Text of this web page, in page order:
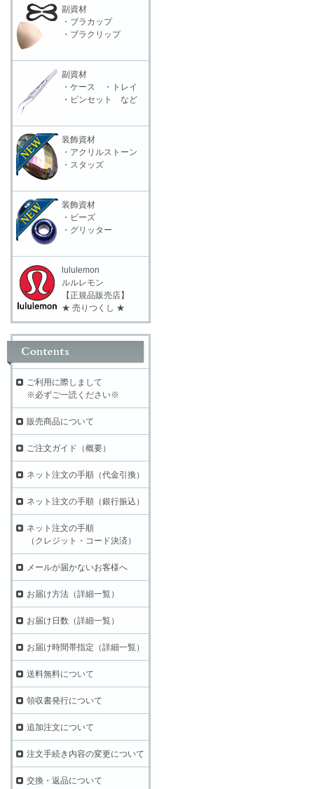
副資材
・ブラカップ
・ブラクリップ
副資材
・ケース ・トレイ
・ピンセット など
装飾資材
・アクリルストーン
・スタッズ
装飾資材
・ビーズ
・グリッター
lululemon
ルルレモン
【正規品販売店】
★ 売りつくし ★
ご利用に際しまして
※必ずご一読ください※
販売商品について
ご注文ガイド（概要）
ネット注文の手順（代金引換）
ネット注文の手順（銀行振込）
ネット注文の手順
（クレジット・コード決済）
メールが届かないお客様へ
お届け方法（詳細一覧）
お届け日数（詳細一覧）
お届け時間帯指定（詳細一覧）
送料無料について
領収書発行について
追加注文について
注文手続き内容の変更について
交換・返品について